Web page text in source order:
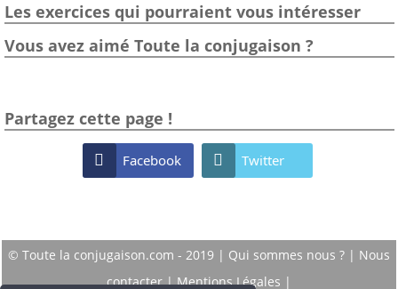
Les exercices qui pourraient vous intéresser
Vous avez aimé Toute la conjugaison ?
Partagez cette page !
 Facebook  Twitter
© Toute la conjugaison.com - 2019 | Qui sommes nous ? | Nous
contacter|Mentions Légales |